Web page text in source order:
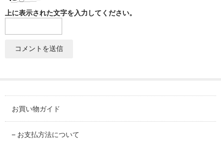
染錦葡萄シリーズ
蔦小花シリーズ
MAGNIFIER
カテゴリ別
BY CATEGORY
上に表示された文字を入力してください。
お買い物ガイド
– お支払方法について